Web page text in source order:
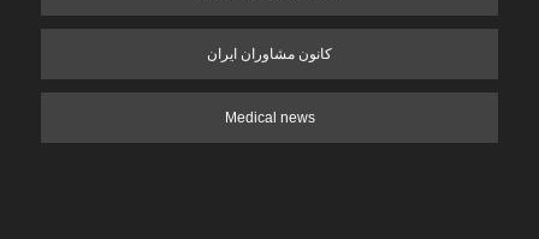
کانون مشاوران ایران
Medical news